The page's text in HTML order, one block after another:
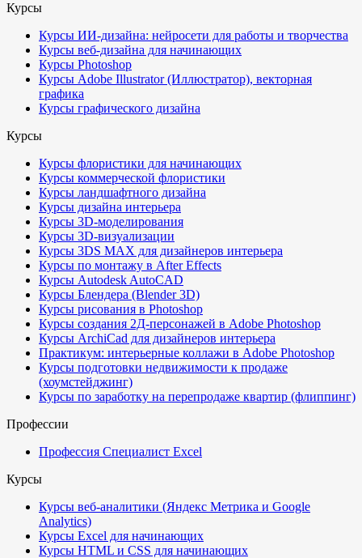
Курсы
Курсы ИИ-дизайна: нейросети для работы и творчества
Курсы веб-дизайна для начинающих
Курсы Photoshop
Курсы Adobe Illustrator (Иллюстратор), векторная
графика
Курсы графического дизайна
Курсы
Курсы флористики для начинающих
Курсы коммерческой флористики
Курсы ландшафтного дизайна
Курсы дизайна интерьера
Курсы 3D-моделирования
Курсы 3D-визуализации
Курсы 3DS MAX для дизайнеров интерьера
Курсы по монтажу в After Effects
Курсы Autodesk AutoCAD
Курсы Блендера (Blender 3D)
Курсы рисования в Photoshop
Курсы создания 2Д-персонажей в Adobe Photoshop
Курсы ArchiCad для дизайнеров интерьера
Практикум: интерьерные коллажи в Adobe Photoshop
Курсы подготовки недвижимости к продаже
(хоумстейджинг)
Курсы по заработку на перепродаже квартир (флиппинг)
Профессии
Профессия Специалист Excel
Курсы
Курсы веб-аналитики (Яндекс Метрика и Google
Analytics)
Курсы Excel для начинающих
Курсы HTML и CSS для начинающих